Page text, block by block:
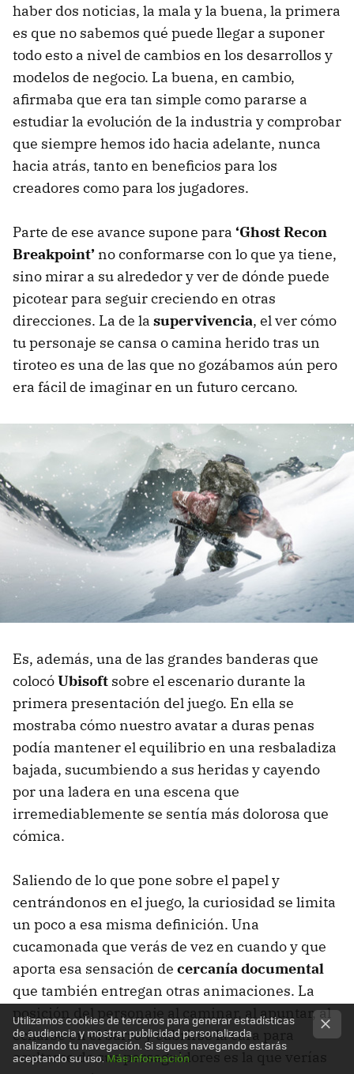
haber dos noticias, la mala y la buena, la primera
es que no sabemos qué puede llegar a suponer
todo esto a nivel de cambios en los desarrollos y
modelos de negocio. La buena, en cambio,
afirmaba que era tan simple como pararse a
estudiar la evolución de la industria y comprobar
que siempre hemos ido hacia adelante, nunca
hacia atrás, tanto en beneficios para los
creadores como para los jugadores.
Parte de ese avance supone para ‘Ghost Recon
Breakpoint’ no conformarse con lo que ya tiene,
sino mirar a su alrededor y ver de dónde puede
picotear para seguir creciendo en otras
direcciones. La de la supervivencia, el ver cómo
tu personaje se cansa o camina herido tras un
tiroteo es una de las que no gozábamos aún pero
era fácil de imaginar en un futuro cercano.
Es, además, una de las grandes banderas que
colocóUbisoft sobre el escenario durante la
primera presentación del juego. En ella se
mostraba cómo nuestro avatar a duras penas
podía mantener el equilibrio en una resbaladiza
bajada, sucumbiendo a sus heridas y cayendo
por una ladera en una escena que
irremediablemente se sentía más dolorosa que
cómica.
Saliendo de lo que pone sobre el papel y
centrándonos en el juego, la curiosidad se limita
un poco a esa misma definición. Una
cucamonada que verás de vez en cuando y que
aporta esa sensación de cercanía documental
que también entregan otras animaciones. La
posición del personaje al caminar, al apuntar, al
echarse en el barro y cubrirse la cara para
ocultarse de sus perseguidores es la que verías
Utilizamos cookies de terceros para generar estadísticas
de audiencia y mostrar publicidad personalizada
analizando tu navegación. Si sigues navegando estarás
aceptando su uso.Más información